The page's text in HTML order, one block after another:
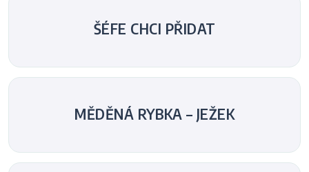
ŠÉFE CHCI PŘIDAT
MĚDĚNÁ RYBKA – JEŽEK